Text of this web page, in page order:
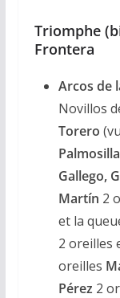
Triomphe
Frontera
Arcos de
Novillos
Torero
Gallego,
Martín 2
et la
2 oreilles
oreilles
Pérez 2